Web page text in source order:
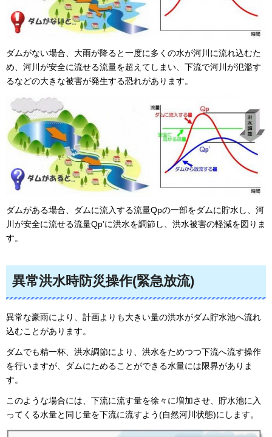
ダムがない場合、大雨が降ると一度に多くの水が河川に流れ込むた
め、河川が安全に流せる流量を超えてしまい、下流で河川が氾濫す
るなどの大きな被害が発生する恐れがあります。
ダムがある場合、ダムに流入する流量Qpの一部をダムに貯水し、河
川が安全に流せる流量Qp’に洪水を調節し、洪水被害の軽減を図りま
す。
異常洪水時防災操作(緊急放流)
異常な豪雨により、計画よりも大きい量の洪水がダム貯水池へ流れ
込むことがあります。
ダムでも精一杯、洪水調節により、洪水をためつつ下流へ流す操作
を行いますが、ダムにためることができる水量には限界がありま
す。
このような場合には、下流に流す量を徐々に増加させ、貯水池に入
ってくる水量と同じ量を下流に流すよう(自然河川状態)にします。